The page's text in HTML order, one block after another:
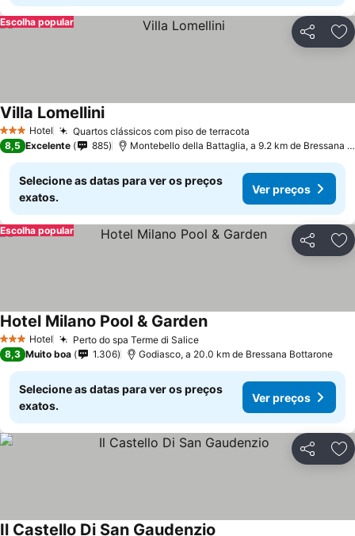
Partilhar
Escolha popular
3 EstrelasHotel Quartos clássicos com piso de terracota
Villa Lomellini
8,5 Excelente 885 Montebello della Battaglia, a 9.2 km de Bressana Bottarone
Selecione as datas para ver os preços
exatos.
Ver preços
Partilhar
Escolha popular
3 EstrelasHotel Perto do spa Terme di Salice
Hotel Milano Pool & Garden
8,3 Muito boa 1.306 Godiasco, a 20.0 km de Bressana Bottarone
Selecione as datas para ver os preços
exatos.
Ver preços
Partilhar
Il Castello Di San Gaudenzio